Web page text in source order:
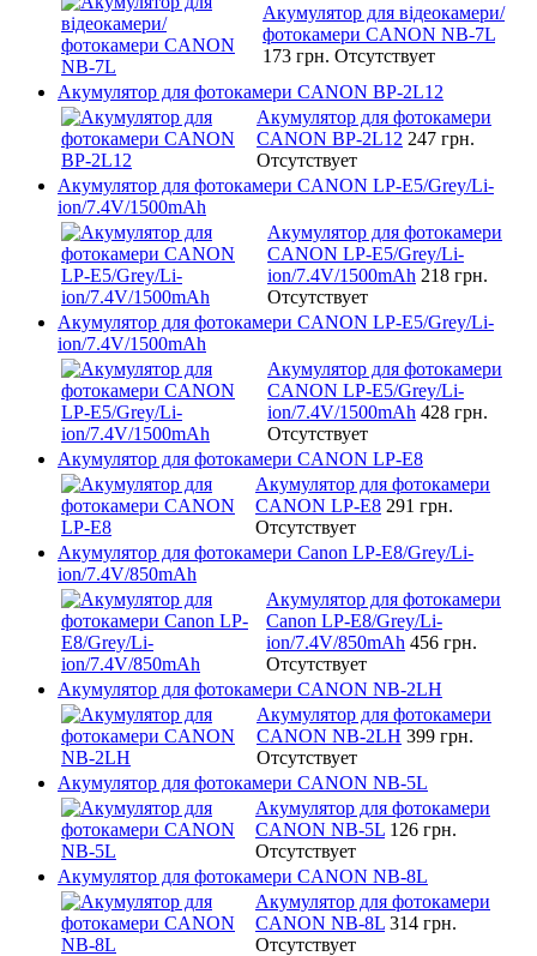
Акумулятор для відеокамери/
фотокамери CANON NB-7L
173 грн. Отсутствует
Акумулятор для фотокамери CANON BP-2L12
Акумулятор для фотокамери
CANON BP-2L12 247 грн.
Отсутствует
Акумулятор для фотокамери CANON LP-E5/Grey/Li-
ion/7.4V/1500mAh
Акумулятор для фотокамери
CANON LP-E5/Grey/Li-
ion/7.4V/1500mAh 218 грн.
Отсутствует
Акумулятор для фотокамери CANON LP-E5/Grey/Li-
ion/7.4V/1500mAh
Акумулятор для фотокамери
CANON LP-E5/Grey/Li-
ion/7.4V/1500mAh 428 грн.
Отсутствует
Акумулятор для фотокамери CANON LP-E8
Акумулятор для фотокамери
CANON LP-E8 291 грн.
Отсутствует
Акумулятор для фотокамери Canon LP-E8/Grey/Li-
ion/7.4V/850mAh
Акумулятор для фотокамери
Canon LP-E8/Grey/Li-
ion/7.4V/850mAh 456 грн.
Отсутствует
Акумулятор для фотокамери CANON NB-2LH
Акумулятор для фотокамери
CANON NB-2LH 399 грн.
Отсутствует
Акумулятор для фотокамери CANON NB-5L
Акумулятор для фотокамери
CANON NB-5L 126 грн.
Отсутствует
Акумулятор для фотокамери CANON NB-8L
Акумулятор для фотокамери
CANON NB-8L 314 грн.
Отсутствует